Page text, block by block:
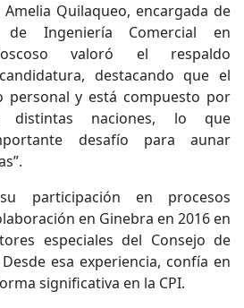
Quilaqueo, encargada de
de Ingeniería Comercial en
valoró el respaldo
destacando que el
personal y está compuesto por
distintas naciones, lo que
desafío para aunar
participación en procesos
en Ginebra en 2016 en
especiales del Consejo de
esa experiencia, confía en
significativa en la CPI.